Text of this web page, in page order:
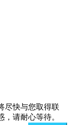
尽快与您取得联
请耐心等待。